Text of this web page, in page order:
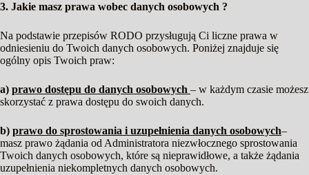
3. Jakie masz prawa wobec danych osobowych ?
Na podstawie przepisów RODO przysługują Ci liczne prawa w
odniesieniu do Twoich danych osobowych. Poniżej znajduje się
ogólny opis Twoich praw:
a) prawo dostępu do danych osobowych – w każdym czasie możesz
skorzystać z prawa dostępu do swoich danych.
b) prawo do sprostowania i uzupełnienia danych osobowych–
masz prawo żądania od Administratora niezwłocznego sprostowania
Twoich danych osobowych, które są nieprawidłowe, a także żądania
uzupełnienia niekompletnych danych osobowych.